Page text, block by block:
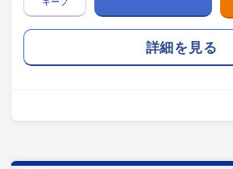
詳細を見る